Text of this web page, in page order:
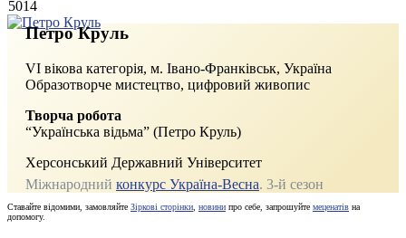
5014
Петро Круль
VI вікова категорія, м. Івано-Франківськ, Україна
Образотворче мистецтво, цифровий живопис
Творча робота
“Українська відьма” (Петро Круль)
Херсонський Державний Університет
Міжнародний конкурс Україна-Весна. 3‑й сезон
Ставайте відомими, замовляйте Зіркові сторінки новини про себе, запрошуйте меценатів на
допомогу.